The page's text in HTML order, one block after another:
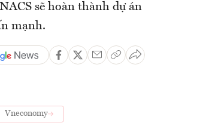
sẽ hoàn thành dự án
mạnh.
Vneconomy